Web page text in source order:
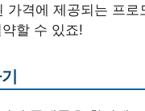
가격에 제공되는 프
할 수 있죠!